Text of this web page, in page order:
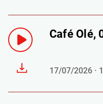
Café Olé,
17/07/2026 ·